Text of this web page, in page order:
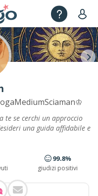
te se cerchi un approccio
una guida affidabile e
99.8%
giudizi positivi